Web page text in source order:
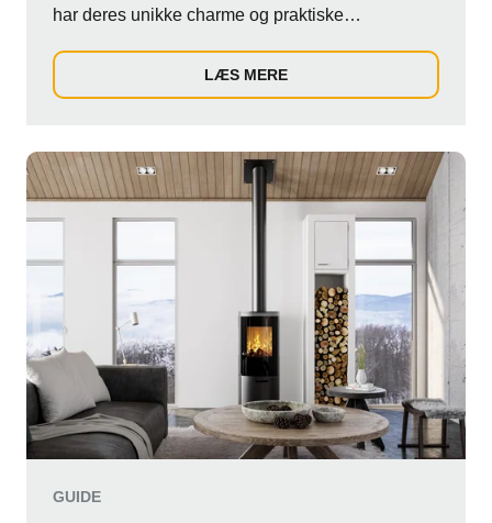
har deres unikke charme og praktiske
LÆS MERE
GUIDE